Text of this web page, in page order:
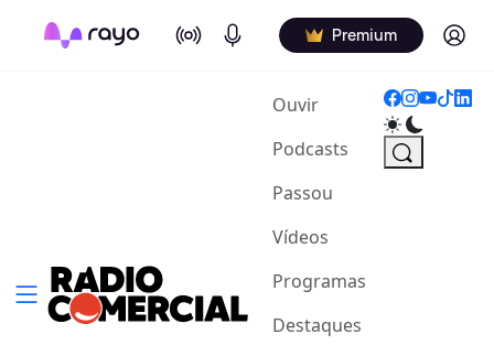
On Air Podcasts Premium Log in
Ouvir(current)
Podcasts
Passou
Vídeos
Programas
Destaques